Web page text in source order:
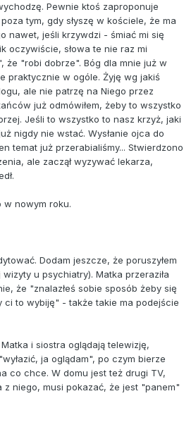
Pewnie ktoś zaproponuje
tym, gdy słyszę w kościele, że ma
nawet, jeśli krzywdzi - śmiać mi się
oczywiście, słowa te nie raz mi
że "robi dobrze". Bóg dla mnie już w
praktycznie w ogóle. Żyję wg jakiś
ale nie patrzę na Niego przez
już odmówiłem, żeby to wszystko
Jeśli to wszystko to nasz krzyż, jaki
nigdy nie wstać. Wysłanie ojca do
temat już przerabialiśmy... Stwierdzono
ale zaczął wyzywać lekarza,
w nowym roku.
Dodam jeszcze, że poruszyłem
u psychiatry). Matka przeraziła
że "znalazłeś sobie sposób żeby się
ci to wybiję" - także takie ma podejście
i siostra oglądają telewizję,
ja oglądam", po czym bierze
co chce. W domu jest też drugi TV,
niego, musi pokazać, że jest "panem"